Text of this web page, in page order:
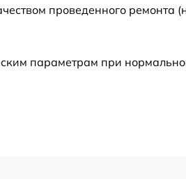
проведенного ремонта
параметрам при